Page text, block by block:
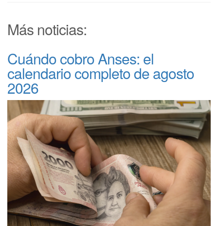
Más noticias:
Cuándo cobro Anses: el
calendario completo de agosto
2026